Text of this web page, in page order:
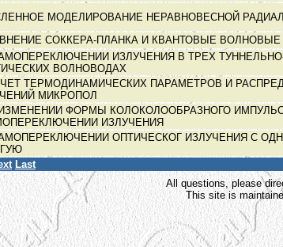
МОДЕЛИРОВАНИЕ НЕРАВНОВЕСНОЙ
СОККЕРА-ПЛАНКА И КВАНТОВЫЕ
ИЗЛУЧЕНИЯ В ТРЕХ
ВОЛНОВОДАХ
ТЕРМОДИНАМИЧЕСКИХ ПАРАМЕТРОВ И
МИКРОПОЛ
ФОРМЫ КОЛОКОЛООБРАЗНОГО
ИЗЛУЧЕНИЯ
ОПТИЧЕСКОГ ИЗЛУЧЕНИЯ С
Last
All questions, please
This site is